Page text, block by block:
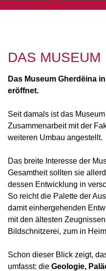
DAS MUSEUM
Das Museum Gherdëina
eröffnet.
Seit damals ist das
Zusammenarbeit mit der
weiteren Umbau angestellt.
Das breite Interesse der
Gesamtheit sollten sie
dessen Entwicklung in
So reicht die Palette der
damit einhergehenden
mit den ältesten
Bildschnitzerei, zum in
Schon dieser Blick zeigt,
umfasst: die Geologie,